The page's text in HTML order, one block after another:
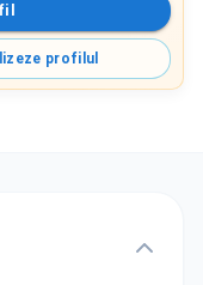
profilul